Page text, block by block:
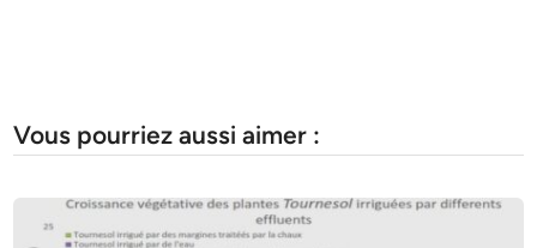
Vous pourriez aussi aimer :